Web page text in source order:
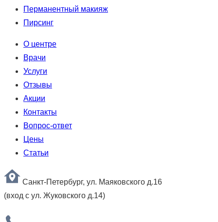
Перманентный макияж
Пирсинг
О центре
Врачи
Услуги
Отзывы
Акции
Контакты
Вопрос-ответ
Цены
Статьи
Санкт-Петербург, ул. Маяковского д.16
(вход с ул. Жуковского д.14)